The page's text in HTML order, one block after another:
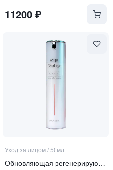
11200 ₽
Уход за лицом/50мл
Обновляющая регенерирующая сыворотка со спикулами